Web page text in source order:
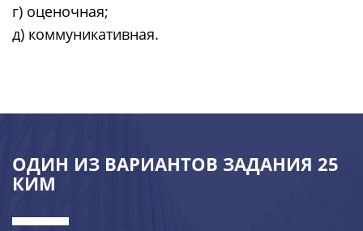
г) оценочная;
д) коммуникативная.
ОДИН ИЗ ВАРИАНТОВ ЗАДАНИЯ 25
КИМ